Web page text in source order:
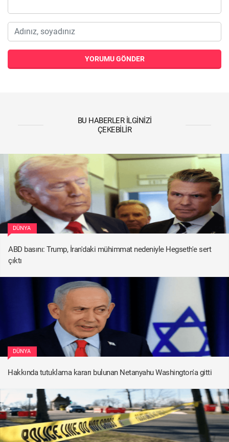
YORUMU GÖNDER
BU HABERLER İLGINIZI
ÇEKEBILIR
DÜNYA
ABD basını: Trump, İran'daki mühimmat nedeniyle Hegseth'e sert
çıktı
DÜNYA
Hakkında tutuklama kararı bulunan Netanyahu Washington'a gitti